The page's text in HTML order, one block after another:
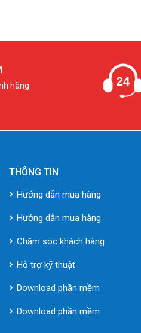
hãng
THÔNG TIN
Hướng dẫn mua hàng
Hướng dẫn mua hàng
Chăm sóc khách hàng
Hỗ trợ kỹ thuật
Download phần mềm
Download phần mềm